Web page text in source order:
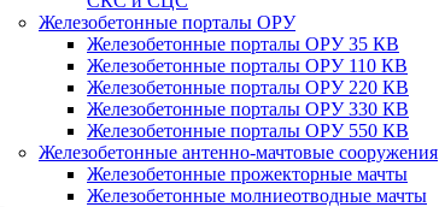
Железобетонные порталы ОРУ
Железобетонные порталы ОРУ 35 КВ
Железобетонные порталы ОРУ 110 КВ
Железобетонные порталы ОРУ 220 КВ
Железобетонные порталы ОРУ 330 КВ
Железобетонные порталы ОРУ 550 КВ
Железобетонные антенно-мачтовые сооружения
Железобетонные прожекторные мачты
Железобетонные молниеотводные мачты